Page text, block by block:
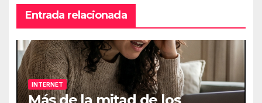
Entrada relacionada
INTERNET